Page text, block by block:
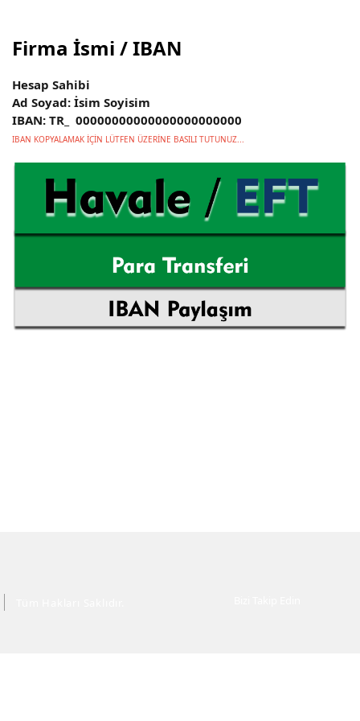
Firma İsmi / IBAN
Hesap Sahibi
Ad Soyad: İsim Soyisim
IBAN: TR_ 00000000000000000000000
IBAN KOPYALAMAK İÇİN LÜTFEN ÜZERİNE BASILI TUTUNUZ...